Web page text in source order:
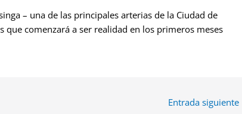
– una de las principales arterias de la Ciudad de
que comenzará a ser realidad en los primeros meses
Entrada siguiente